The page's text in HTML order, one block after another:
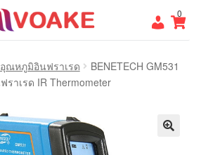
0
อุณหภูมิอินฟราเรด
BENETECH GM531
าเรด IR Thermometer